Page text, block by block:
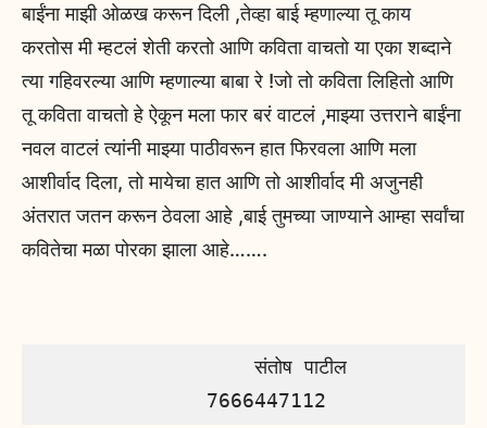
बाईंना माझी ओळख करून दिली ,तेव्हा बाई म्हणाल्या तू काय
करतोस मी म्हटलं शेती करतो आणि कविता वाचतो या एका शब्दाने
त्या गहिवरल्या आणि म्हणाल्या बाबा रे !जो तो कविता लिहितो आणि
तू कविता वाचतो हे ऐकून मला फार बरं वाटलं ,माझ्या उत्तराने बाईंना
नवल वाटलं त्यांनी माझ्या पाठीवरून हात फिरवला आणि मला
आशीर्वाद दिला, तो मायेचा हात आणि तो आशीर्वाद मी अजुनही
अंतरात जतन करून ठेवला आहे ,बाई तुमच्या जाण्याने आम्हा सर्वांचा
कवितेचा मळा पोरका झाला आहे…….
                  संतोष पाटील
              7666447112